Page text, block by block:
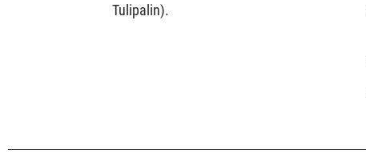
Tulipalin).